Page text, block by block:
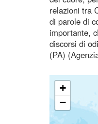
relazioni tra
di parole di
importante,
discorsi di
(PA)
+
−